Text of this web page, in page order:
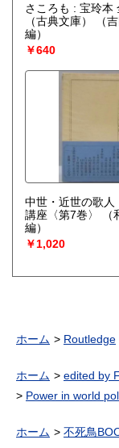
さころも : 宝玲本
（古典文庫）
（
編）
￥640
中世・近世の歌
講座〈第7巻〉
編）
￥1,020
ホーム Routledge
ホーム
edited by
Power in world
ホーム 不死鳥